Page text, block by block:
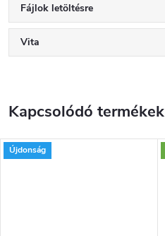
Fájlok letöltésre
Vita
Kapcsolódó termékek
Újdonság